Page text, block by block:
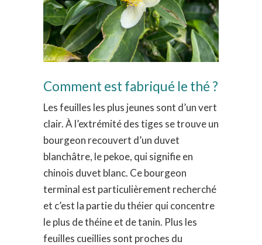
Comment est fabriqué le thé ?
Les feuilles les plus jeunes sont d’un vert
clair. À l’extrémité des tiges se trouve un
bourgeon recouvert d’un duvet
blanchâtre, le pekoe, qui signifie en
chinois duvet blanc. Ce bourgeon
terminal est particulièrement recherché
et c’est la partie du théier qui concentre
le plus de théine et de tanin. Plus les
feuilles cueillies sont proches du